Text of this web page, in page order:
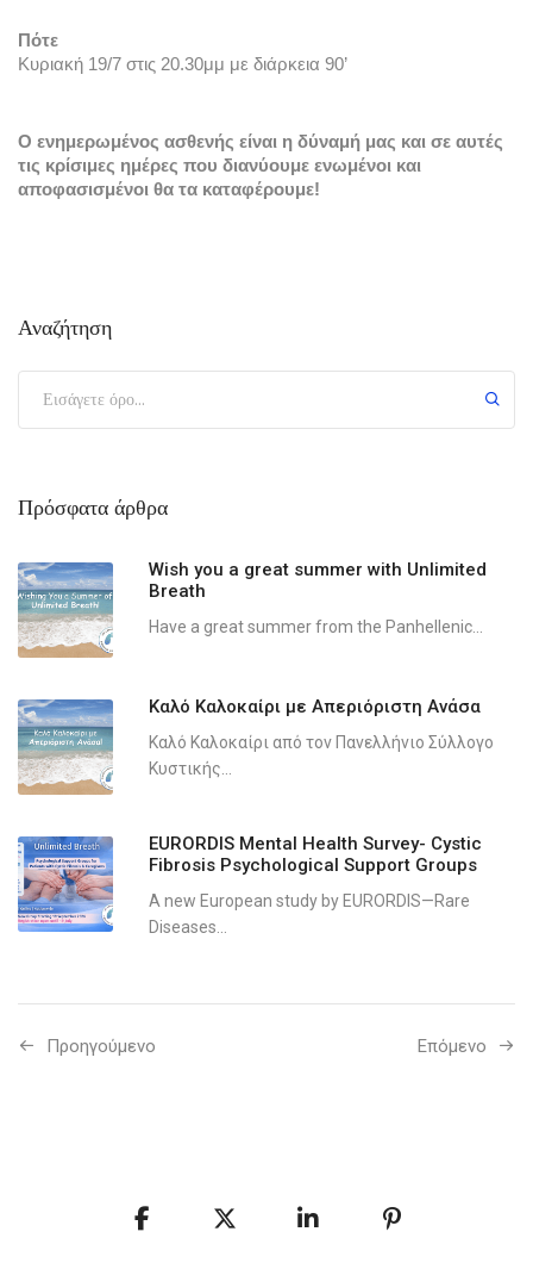
Πότε
Κυριακή 19/7 στις 20.30μμ με διάρκεια 90’
Ο ενημερωμένος ασθενής είναι η δύναμή μας και σε αυτές
τις κρίσιμες ημέρες που διανύουμε ενωμένοι και
αποφασισμένοι θα τα καταφέρουμε!
Αναζήτηση
Πρόσφατα άρθρα
Wish you a great summer with Unlimited
Breath
Have a great summer from the Panhellenic...
Καλό Καλοκαίρι με Απεριόριστη Ανάσα
Καλό Καλοκαίρι από τον Πανελλήνιο Σύλλογο
Κυστικής...
EURORDIS Mental Health Survey- Cystic
Fibrosis Psychological Support Groups
A new European study by EURORDIS—Rare
Diseases...
Προηγούμενo Επόμενο